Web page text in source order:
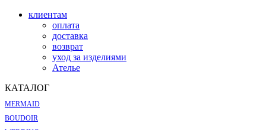
клиентам
оплата
доставка
возврат
уход за изделиями
Ателье
КАТАЛОГ
MERMAID
BOUDOIR